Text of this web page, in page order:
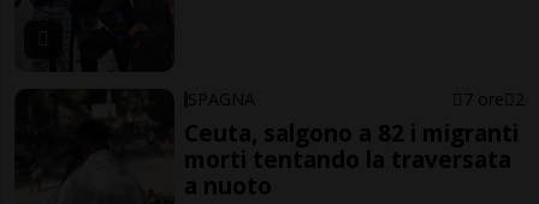
SPAGNA 7 ore 2
Ceuta, salgono a 82 i migranti
morti tentando la traversata
a nuoto